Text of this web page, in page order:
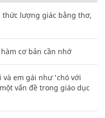
thức lượng giác bằng thơ,
cơ bản cần nhớ
và em gái như 'chó với
vấn đề trong giáo dục